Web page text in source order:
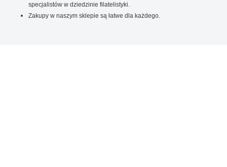
specjalistów w dziedzinie filatelistyki.
Zakupy w naszym sklepie są łatwe dla każdego.